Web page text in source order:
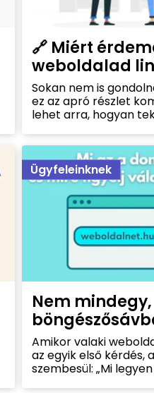
🔗 Miért
weboldalad
minden
feltüntetni?
Sokan nem is
ez az apró részlet
lehet arra, hogyan
weboldal link
hanem bizalmat is
teszi a cégedet, és
ajánlat elfogadásának
miért érdemes mindig
szerepeltetni:
Ügyfeleinknek
Nem
Amikor valaki
az egyik első kérdés,
szembesül: „Mi